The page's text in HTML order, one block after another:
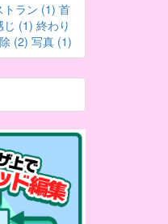
トラン (1) 首
じ (1) 終わり
(2) 写真 (1)